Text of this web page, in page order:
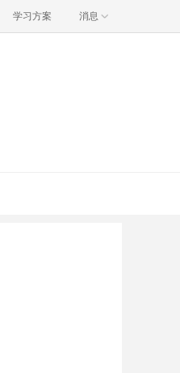
学习方案 消息